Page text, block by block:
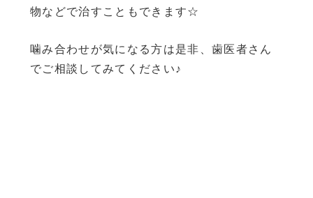
物などで治すこともできます☆
噛み合わせが気になる方は是非、歯医者さん
でご相談してみてください♪